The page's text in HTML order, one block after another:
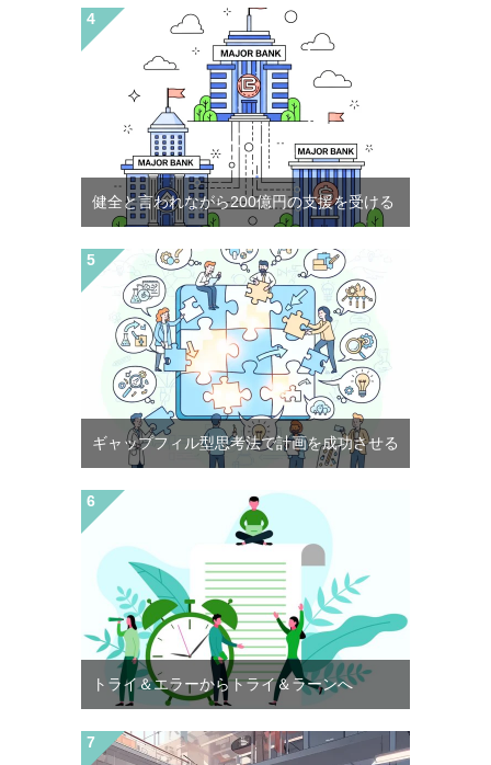
健全と言われながら200億円の支援を受ける
ギャップフィル型思考法で計画を成功させる
トライ＆エラーからトライ＆ラーンへ